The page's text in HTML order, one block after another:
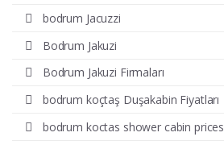
bodrum Jacuzzi
Bodrum Jakuzi
Bodrum Jakuzi Firmaları
bodrum koçtaş Duşakabin Fiyatları
bodrum koctas shower cabin prices